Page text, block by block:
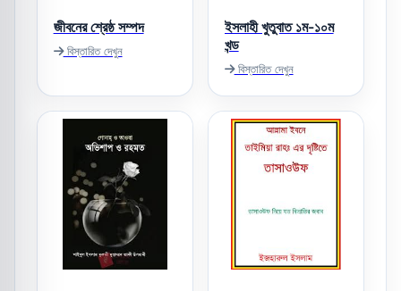
জীবনের শ্রেষ্ঠ সম্পদ
বিস্তারিত দেখুন
ইসলাহী খুতুবাত ১ম-১০ম
খন্ড
বিস্তারিত দেখুন